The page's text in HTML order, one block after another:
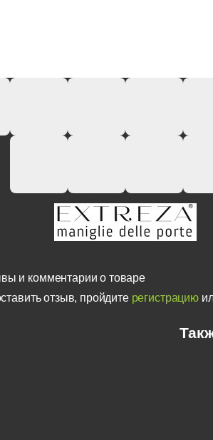
и комментарии о товаре
отзыв, пройдите регистрацию